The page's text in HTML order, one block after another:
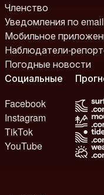
Членство
Уведомления по
Мобильное
Наблюдатели-
Погодные новости
Социальные
Facebook
Instagram
TikTok
YouTube